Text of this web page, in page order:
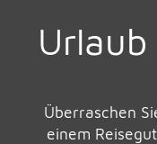
Überraschen
einem